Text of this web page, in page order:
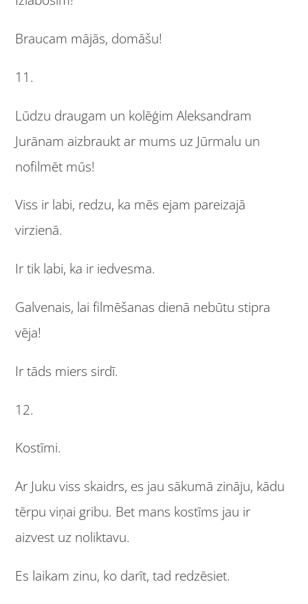
Braucam mājās, domāšu!
11.
Lūdzu draugam un kolēģim Aleksandram
Jurānam aizbraukt ar mums uz Jūrmalu un
nofilmēt mūs!
Viss ir labi, redzu, ka mēs ejam pareizajā
virzienā.
Ir tik labi, ka ir iedvesma.
Galvenais, lai filmēšanas dienā nebūtu stipra
vēja!
Ir tāds miers sirdī.
12.
Kostīmi.
Ar Juku viss skaidrs, es jau sākumā zināju, kādu
tērpu viņai gribu. Bet mans kostīms jau ir
aizvest uz noliktavu.
Es laikam zinu, ko darīt, tad redzēsiet.